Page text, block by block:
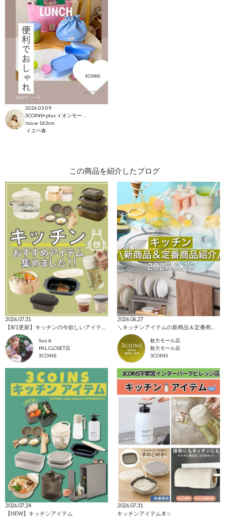
2026.03.09
rico.w 163cm
イエベ春
この商品を紹介したブログ
2026.07.31
Suu☺︎
PAL CLOSET店
3COINS
2026.06.27
＼キッチンアイテムの新商品＆定番商品をご紹介！／
枚方モール店
枚方モール店
3COINS
2026.07.24
【NEW】キッチンアイテム
2026.07.31
キッチンアイテム🧂✨